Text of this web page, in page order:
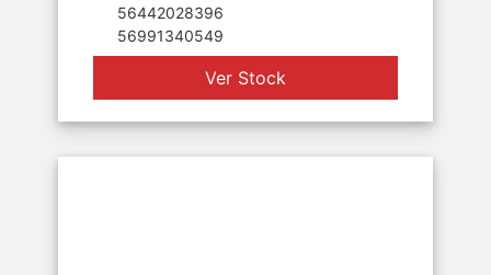
56442028396
56991340549
Ver Stock